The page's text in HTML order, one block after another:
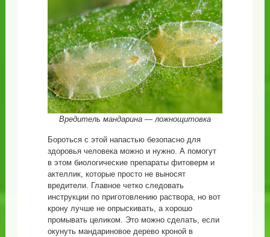
Вредитель мандарина — ложнощитовка
Бороться с этой напастью безопасно для
здоровья человека можно и нужно. А помогут
в этом биологические препараты фитоверм и
актеллик, которые просто не выносят
вредители. Главное четко следовать
инструкции по приготовлению раствора, но вот
крону лучше не опрыскивать, а хорошо
промывать целиком. Это можно сделать, если
окунуть мандариновое дерево кроной в